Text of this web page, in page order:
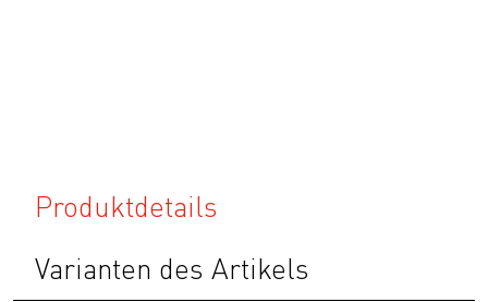
Produktdetails
Varianten des Artikels